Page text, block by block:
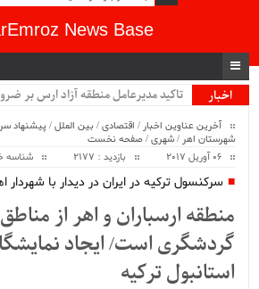
News Base
اخبار
تاکید مدیرعامل منطقه آزاد ارس بر
آخرین عناوین اخبار / اقتصادی/بین الملل/پیشنهاد
شهرستان اهر /شهری/صفحه نخست
06 آوریل 2017
بازدید : 2177 شناسه خبر
سرکنسول ترکیه در ایران در دیدار با شهردار
منطقه ارسباران و اهر از
گردشگری است/ ایجاد
استانبول ترکیه